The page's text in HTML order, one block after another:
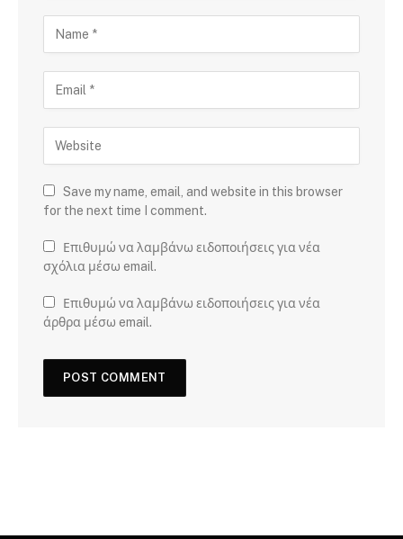
Save my name, email, and website in this browser
for the next time I comment.
Επιθυμώ να λαμβάνω ειδοποιήσεις για νέα
σχόλια μέσω email.
Επιθυμώ να λαμβάνω ειδοποιήσεις για νέα
άρθρα μέσω email.